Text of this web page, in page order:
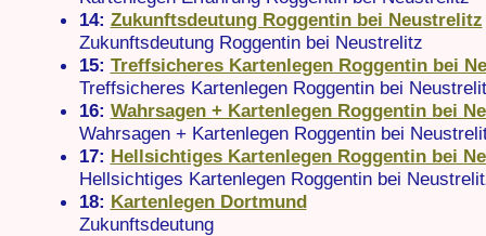
14: Zukunftsdeutung Roggentin bei Neustrelitz
Zukunftsdeutung Roggentin bei Neustrelitz
15: Treffsicheres Kartenlegen Roggentin bei
Treffsicheres Kartenlegen Roggentin bei
16: Wahrsagen + Kartenlegen Roggentin bei
Wahrsagen + Kartenlegen Roggentin bei
17: Hellsichtiges Kartenlegen Roggentin bei
Hellsichtiges Kartenlegen Roggentin bei
18: Kartenlegen Dortmund
Zukunftsdeutung